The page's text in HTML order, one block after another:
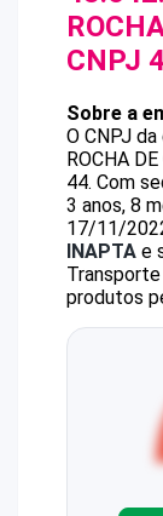
CNPJ
Sobre a
O CNPJ
ROCHA
44. Com
3 anos, 8
17/11/
INAPTA e
produtos